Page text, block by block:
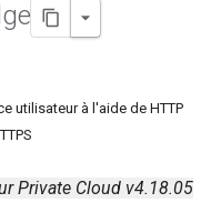
utilisateur à l'aide de HTTP
Private Cloud v4.18.05